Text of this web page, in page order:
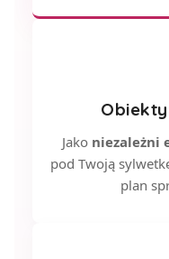
Jako niezależni
pod Twoją
plan